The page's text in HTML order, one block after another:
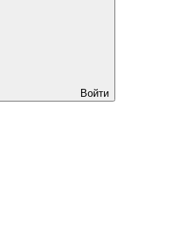
Войти